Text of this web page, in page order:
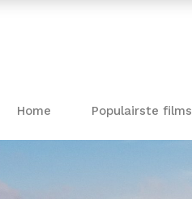
Home Populairste films